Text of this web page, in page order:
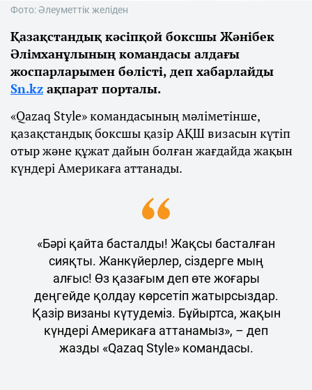
Фото: Әлеуметтік желіден
Қазақстандық кәсіпқой боксшы Жәнібек
Әлімханұлының командасы алдағы
жоспарларымен бөлісті, деп хабарлайды
Sn.kz ақпарат порталы.
«Qazaq Style» командасының мәліметінше,
қазақстандық боксшы қазір АҚШ визасын күтіп
отыр және құжат дайын болған жағдайда жақын
күндері Америкаға аттанады.
«Бәрі қайта басталды! Жақсы басталған
сияқты. Жанкүйерлер, сіздерге мың
алғыс! Өз қазағым деп өте жоғары
деңгейде қолдау көрсетіп жатырсыздар.
Қазір визаны күтудеміз. Бұйыртса, жақын
күндері Америкаға аттанамыз», – деп
жазды «Qazaq Style» командасы.